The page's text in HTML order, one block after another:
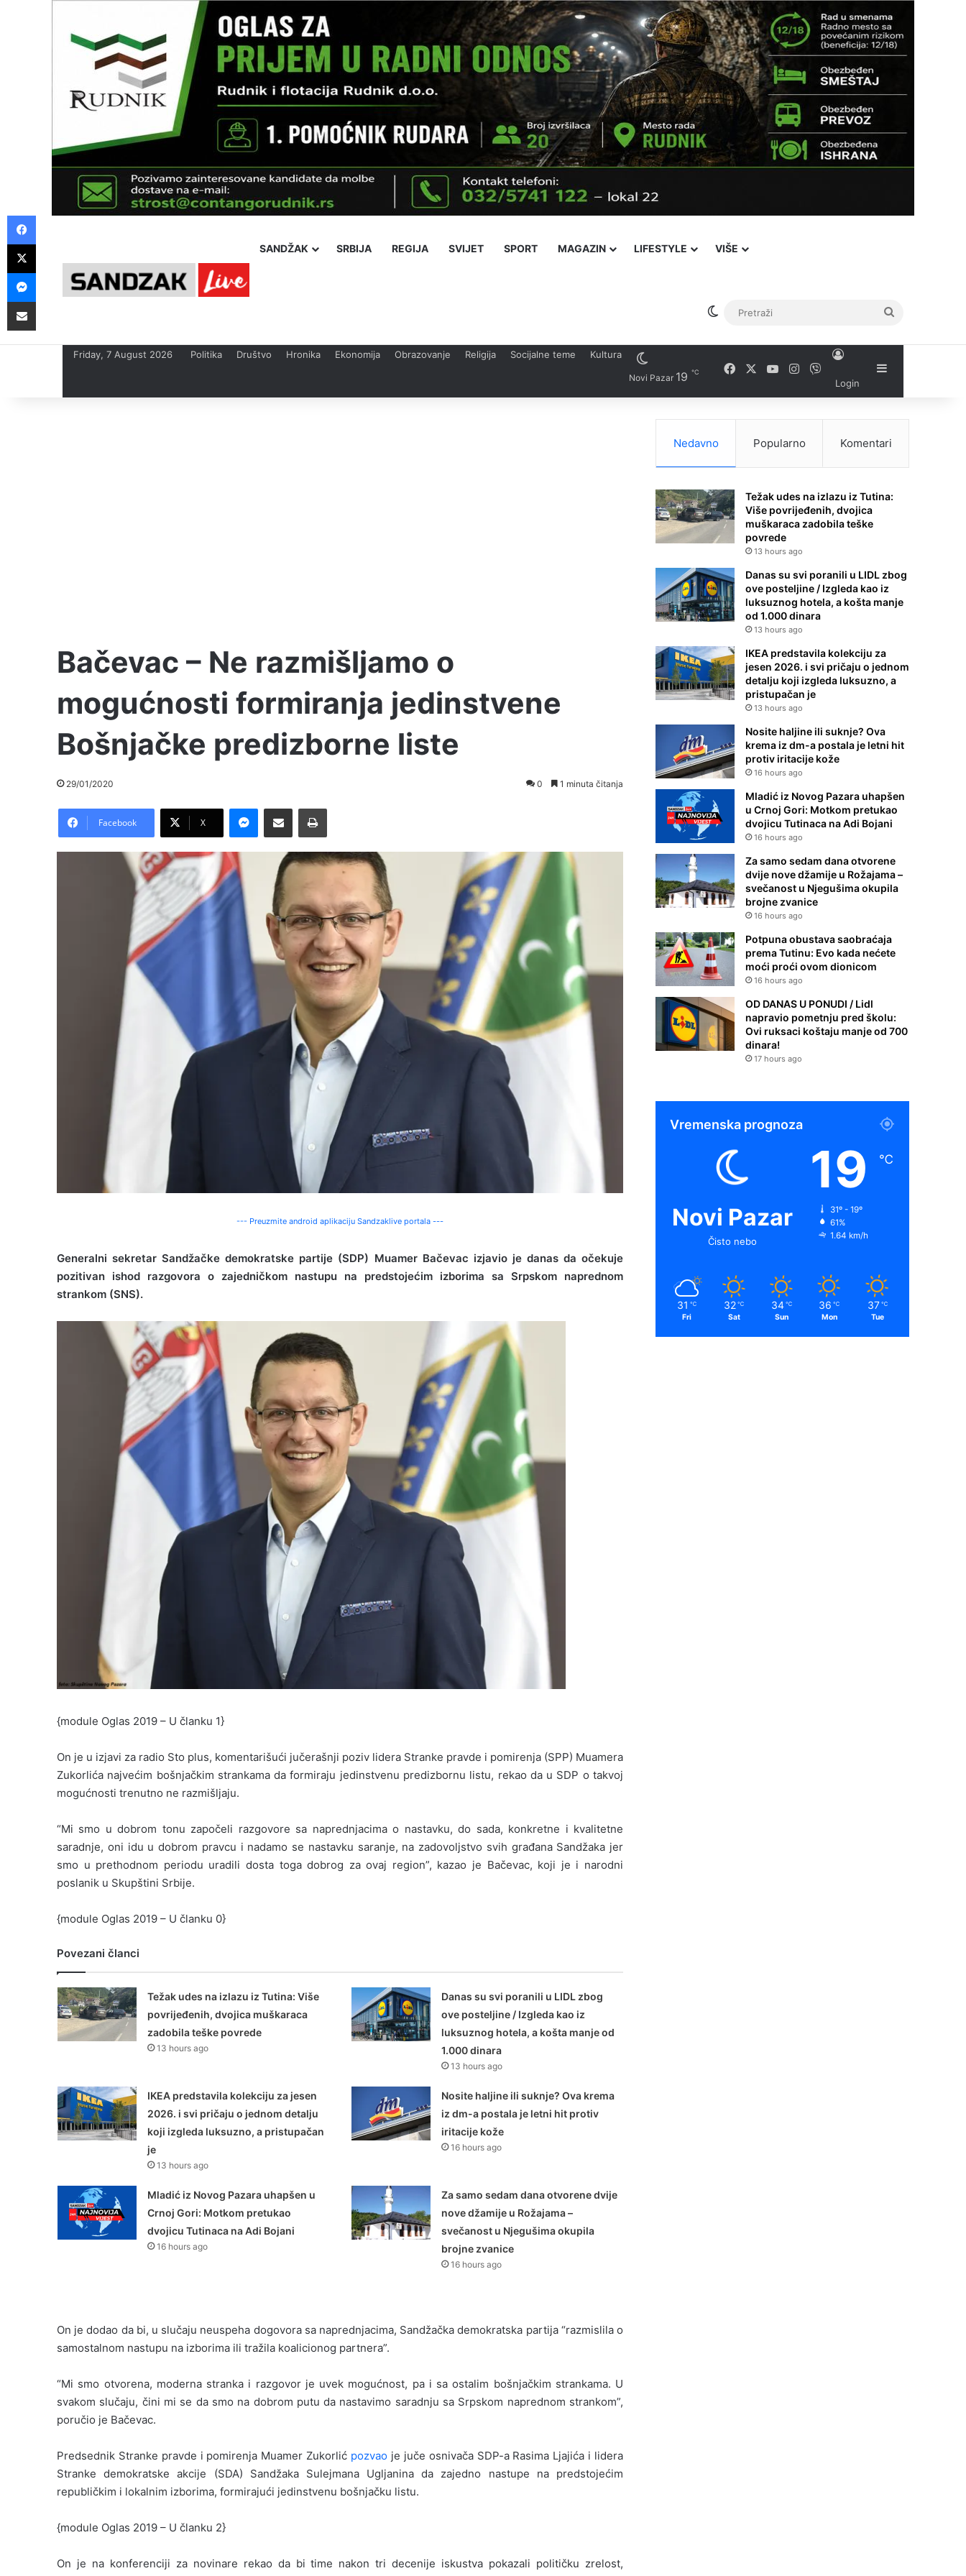
SANDŽAK SRBIJA REGIJA SVIJET SPORT MAGAZIN LIFESTYLE VIŠE
Switch skin
Friday, 7 August 2026 Politika Društvo Hronika Ekonomija Obrazovanje Religija Socijalne teme Kultura
Novi Pazar 19 ℃ FacebookYouTubeInstagram
Viber
Login
Sidebar
Bačevac – Ne razmišljamo o
mogućnosti formiranja jedinstvene
Bošnjačke predizborne liste
29/01/2020 0 1 minuta čitanja
Facebook X
Messenger
Pošalji preko E-Maila Printaj
--- Preuzmite android aplikaciju Sandzaklive portala ---
Generalni sekretar Sandžačke demokratske partije (SDP) Muamer Bačevac izjavio je danas da očekuje
pozitivan ishod razgovora o zajedničkom nastupu na predstojećim izborima sa Srpskom naprednom
strankom (SNS).
{module Oglas 2019 – U članku 1}
On je u izjavi za radio Sto plus, komentarišući jučerašnji poziv lidera Stranke pravde i pomirenja (SPP) Muamera
Zukorlića najvećim bošnjačkim strankama da formiraju jedinstvenu predizbornu listu, rekao da u SDP o takvoj
mogućnosti trenutno ne razmišljaju.
“Mi smo u dobrom tonu započeli razgovore sa naprednjacima o nastavku, do sada, konkretne i kvalitetne
saradnje, oni idu u dobrom pravcu i nadamo se nastavku saranje, na zadovoljstvo svih građana Sandžaka jer
smo u prethodnom periodu uradili dosta toga dobrog za ovaj region”, kazao je Bačevac, koji je i narodni
poslanik u Skupštini Srbije.
{module Oglas 2019 – U članku 0}
Povezani članci
Težak udes na izlazu iz Tutina: Više
povrijeđenih, dvojica muškaraca
zadobila teške povrede
13 hours ago
Danas su svi poranili u LIDL zbog
ove posteljine / Izgleda kao iz
luksuznog hotela, a košta manje od
1.000 dinara
13 hours ago
IKEA predstavila kolekciju za jesen
2026. i svi pričaju o jednom detalju
koji izgleda luksuzno, a pristupačan
je
13 hours ago
Nosite haljine ili suknje? Ova krema
iz dm-a postala je letni hit protiv
iritacije kože
16 hours ago
Mladić iz Novog Pazara uhapšen u
Crnoj Gori: Motkom pretukao
dvojicu Tutinaca na Adi Bojani
16 hours ago
Za samo sedam dana otvorene dvije
nove džamije u Rožajama –
svečanost u Njegušima okupila
brojne zvanice
16 hours ago
On je dodao da bi, u slučaju neuspeha dogovora sa naprednjacima, Sandžačka demokratska partija “razmislila o
samostalnom nastupu na izborima ili tražila koalicionog partnera”.
“Mi smo otvorena, moderna stranka i razgovor je uvek mogućnost, pa i sa ostalim bošnjačkim strankama. U
svakom slučaju, čini mi se da smo na dobrom putu da nastavimo saradnju sa Srpskom naprednom strankom”,
poručio je Bačevac.
Predsednik Stranke pravde i pomirenja Muamer Zukorlić pozvao je juče osnivača SDP-a Rasima Ljajića i lidera
Stranke demokratske akcije (SDA) Sandžaka Sulejmana Ugljanina da zajedno nastupe na predstojećim
republičkim i lokalnim izborima, formirajući jedinstvenu bošnjačku listu.
{module Oglas 2019 – U članku 2}
On je na konferenciji za novinare rekao da bi time nakon tri decenije iskustva pokazali političku zrelost,
Nedavno Popularno Komentari
Težak udes na izlazu iz Tutina:
Više povrijeđenih, dvojica
muškaraca zadobila teške
povrede
13 hours ago
Danas su svi poranili u LIDL zbog
ove posteljine / Izgleda kao iz
luksuznog hotela, a košta manje
od 1.000 dinara
13 hours ago
IKEA predstavila kolekciju za
jesen 2026. i svi pričaju o jednom
detalju koji izgleda luksuzno, a
pristupačan je
13 hours ago
Nosite haljine ili suknje? Ova
krema iz dm-a postala je letni hit
protiv iritacije kože
16 hours ago
Mladić iz Novog Pazara uhapšen
u Crnoj Gori: Motkom pretukao
dvojicu Tutinaca na Adi Bojani
16 hours ago
Za samo sedam dana otvorene
dvije nove džamije u Rožajama –
svečanost u Njegušima okupila
brojne zvanice
16 hours ago
Potpuna obustava saobraćaja
prema Tutinu: Evo kada nećete
moći proći ovom dionicom
16 hours ago
OD DANAS U PONUDI / Lidl
napravio pometnju pred školu:
Ovi ruksaci koštaju manje od 700
dinara!
17 hours ago
Vremenska prognoza
Novi Pazar
Čisto nebo
19 ℃
31º - 19º
61%
1.64 km/h
31 ℃
Fri
32 ℃
Sat
34 ℃
Sun
36 ℃
Mon
37 ℃
Tue
Facebook
X
Messenger
Pošalji preko E-Maila